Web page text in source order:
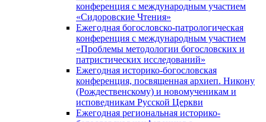
конференция с международным участием
«Сидоровские Чтения»
Ежегодная богословско-патрологическая
конференция с международным участием
«Проблемы методологии богословских и
патристических исследований»
Ежегодная историко-богословская
конференция, посвященная архиеп. Никону
(Рождественскому) и новомученикам и
исповедникам Русской Церкви
Ежегодная региональная историко-